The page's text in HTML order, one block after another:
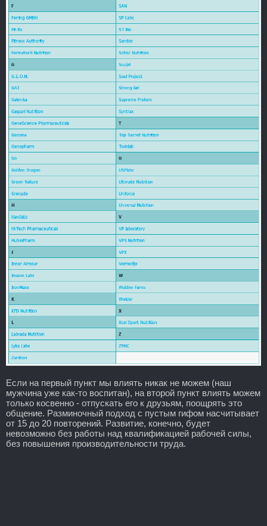
Если на первый пункт мы влиять никак не можем (наш
мужчина уже как-то воспитан), на второй пункт влиять можем
только косвенно - отпускать его к друзьям, поощрять это
общение. Разминочный подход с пустым гифом насчитывает
от 15 до 20 повторений. Развитие, конечно, будет
невозможно без работы над квалификацией рабочей силы,
без повышения производительности труда.